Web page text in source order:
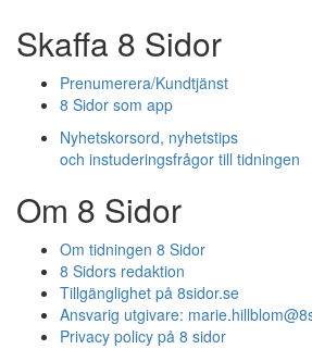
Skaffa 8 Sidor
Prenumerera/Kundtjänst
8 Sidor som app
Nyhetskorsord, nyhetstips
och instuderingsfrågor till tidningen
Om 8 Sidor
Om tidningen 8 Sidor
8 Sidors redaktion
Tillgänglighet på 8sidor.se
Ansvarig utgivare:
Privacy policy på 8 sidor